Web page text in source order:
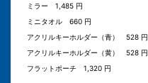
ミラー 1,485 円
ミニタオル 660 円
アクリルキーホルダー（青） 528 円
アクリルキーホルダー（黄） 528 円
フラットポーチ 1,320 円